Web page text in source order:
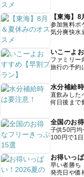
【東海】
参加無料ポ
気分爽快水
いこーよ
ファミリー
旅行の予約
水分補給
直飲みした
何日後まで
全国のお
子供50円均
100円で1
お得いっ
早い者勝ち
発売日や価